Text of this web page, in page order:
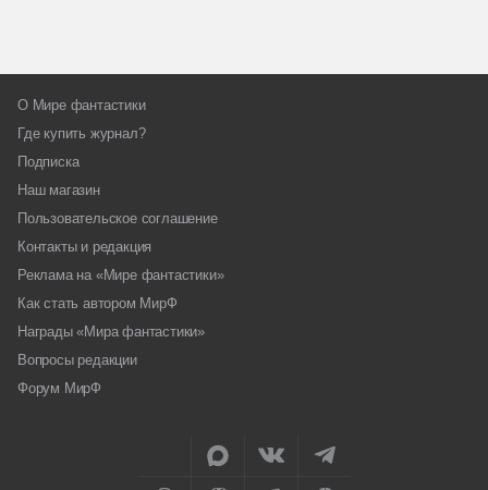
О Мире фантастики
Где купить журнал?
Подписка
Наш магазин
Пользовательское соглашение
Контакты и редакция
Реклама на «Мире фантастики»
Как стать автором МирФ
Награды «Мира фантастики»
Вопросы редакции
Форум МирФ